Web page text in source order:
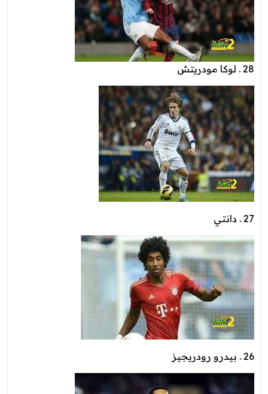
28 . لوكا مودريتش
27 . دانتي
26 . بيدرو رودريجيز